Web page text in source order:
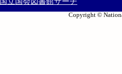
Copyright ©